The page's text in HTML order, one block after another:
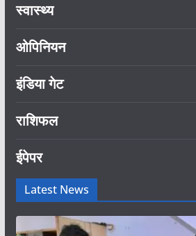
स्वास्थ्य
ओपिनियन
इंडिया गेट
राशिफल
ईपेपर
Latest News